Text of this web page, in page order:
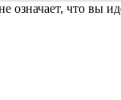
что вы